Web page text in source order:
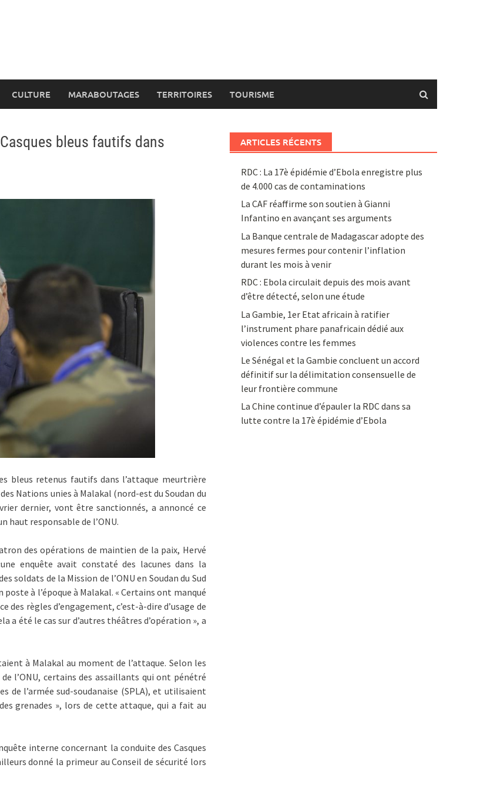
CULTURE MARABOUTAGES TERRITOIRES TOURISME
bleus fautifs dans
bleus retenus fautifs dans l’attaque meurtrière
des Nations unies à Malakal (nord-est du Soudan du
dernier, vont être sanctionnés, a annoncé ce
haut responsable de l’ONU.
des opérations de maintien de la paix, Hervé
enquête avait constaté des lacunes dans la
soldats de la Mission de l’ONU en Soudan du Sud
poste à l’époque à Malakal. « Certains ont manqué
règles d’engagement, c’est-à-dire d’usage de
a été le cas sur d’autres théâtres d’opération », a
à Malakal au moment de l’attaque. Selon les
l’ONU, certains des assaillants qui ont pénétré
de l’armée sud-soudanaise (SPLA), et utilisaient
grenades », lors de cette attaque, qui a fait au
interne concernant la conduite des Casques
donné la primeur au Conseil de sécurité lors
ARTICLES RÉCENTS
RDC : La 17è épidémie d’Ebola enregistre plus
de 4.000 cas de contaminations
La CAF réaffirme son soutien à Gianni
Infantino en avançant ses arguments
La Banque centrale de Madagascar adopte des
mesures fermes pour contenir l’inflation
durant les mois à venir
RDC : Ebola circulait depuis des mois avant
d’être détecté, selon une étude
La Gambie, 1er Etat africain à ratifier
l’instrument phare panafricain dédié aux
violences contre les femmes
Le Sénégal et la Gambie concluent un accord
définitif sur la délimitation consensuelle de
leur frontière commune
La Chine continue d’épauler la RDC dans sa
lutte contre la 17è épidémie d’Ebola